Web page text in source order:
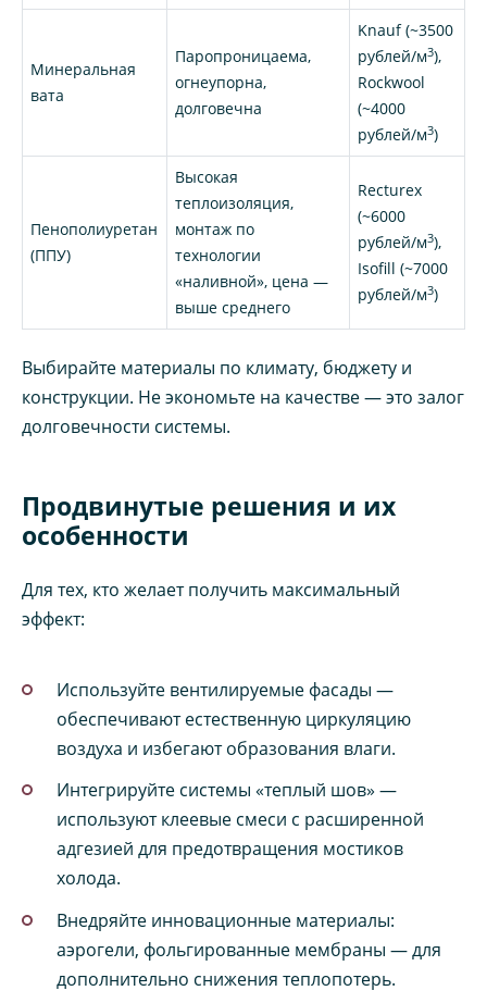
Минеральная
вата
Паропроницаема,
огнеупорна,
долговечна
Knauf (~3500
рублей/м3),
Rockwool
(~4000
рублей/м3)
Пенополиуретан
(ППУ)
Высокая
теплоизоляция,
монтаж по
технологии
«наливной», цена —
выше среднего
Recturex
(~6000
рублей/м3),
Isofill (~7000
рублей/м3)
Выбирайте материалы по климату, бюджету и
конструкции. Не экономьте на качестве — это залог
долговечности системы.
Продвинутые решения и их
особенности
Для тех, кто желает получить максимальный
эффект:
Используйте вентилируемые фасады —
обеспечивают естественную циркуляцию
воздуха и избегают образования влаги.
Интегрируйте системы «теплый шов» —
используют клеевые смеси с расширенной
адгезией для предотвращения мостиков
холода.
Внедряйте инновационные материалы:
аэрогели, фольгированные мембраны — для
дополнительно снижения теплопотерь.